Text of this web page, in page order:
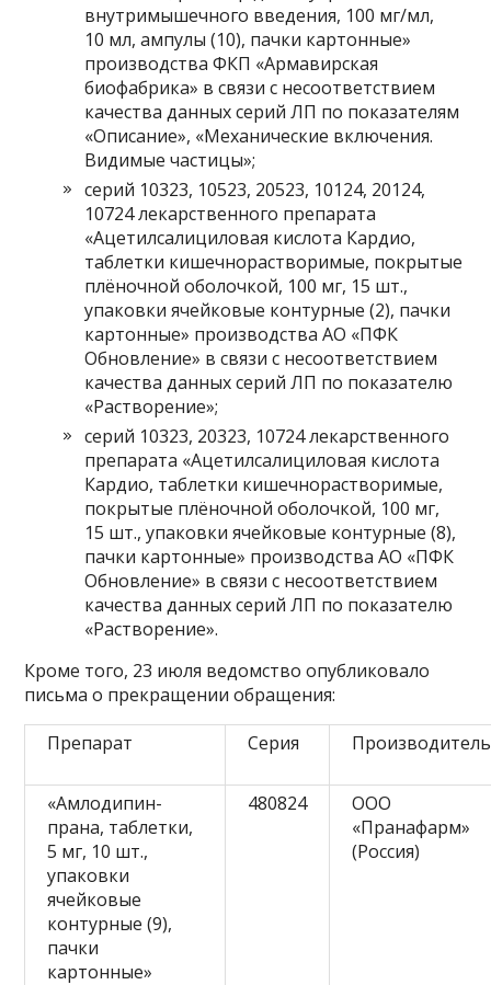
внутримышечного введения, 100 мг/мл,
10 мл, ампулы (10), пачки картонные»
производства ФКП «Армавирская
биофабрика» в связи с несоответствием
качества данных серий ЛП по показателям
«Описание», «Механические включения.
Видимые частицы»;
серий 10323, 10523, 20523, 10124, 20124,
10724 лекарственного препарата
«Ацетилсалициловая кислота Кардио,
таблетки кишечнорастворимые, покрытые
плёночной оболочкой, 100 мг, 15 шт.,
упаковки ячейковые контурные (2), пачки
картонные» производства АО «ПФК
Обновление» в связи с несоответствием
качества данных серий ЛП по показателю
«Растворение»;
серий 10323, 20323, 10724 лекарственного
препарата «Ацетилсалициловая кислота
Кардио, таблетки кишечнорастворимые,
покрытые плёночной оболочкой, 100 мг,
15 шт., упаковки ячейковые контурные (8),
пачки картонные» производства АО «ПФК
Обновление» в связи с несоответствием
качества данных серий ЛП по показателю
«Растворение».
Кроме того, 23 июля ведомство опубликовало
письма о прекращении обращения:
Препарат
Серия Производитель
«Амлодипин-
прана, таблетки,
5 мг, 10 шт.,
упаковки
ячейковые
контурные (9),
пачки
картонные»
480824
ООО
«Пранафарм»
(Россия)